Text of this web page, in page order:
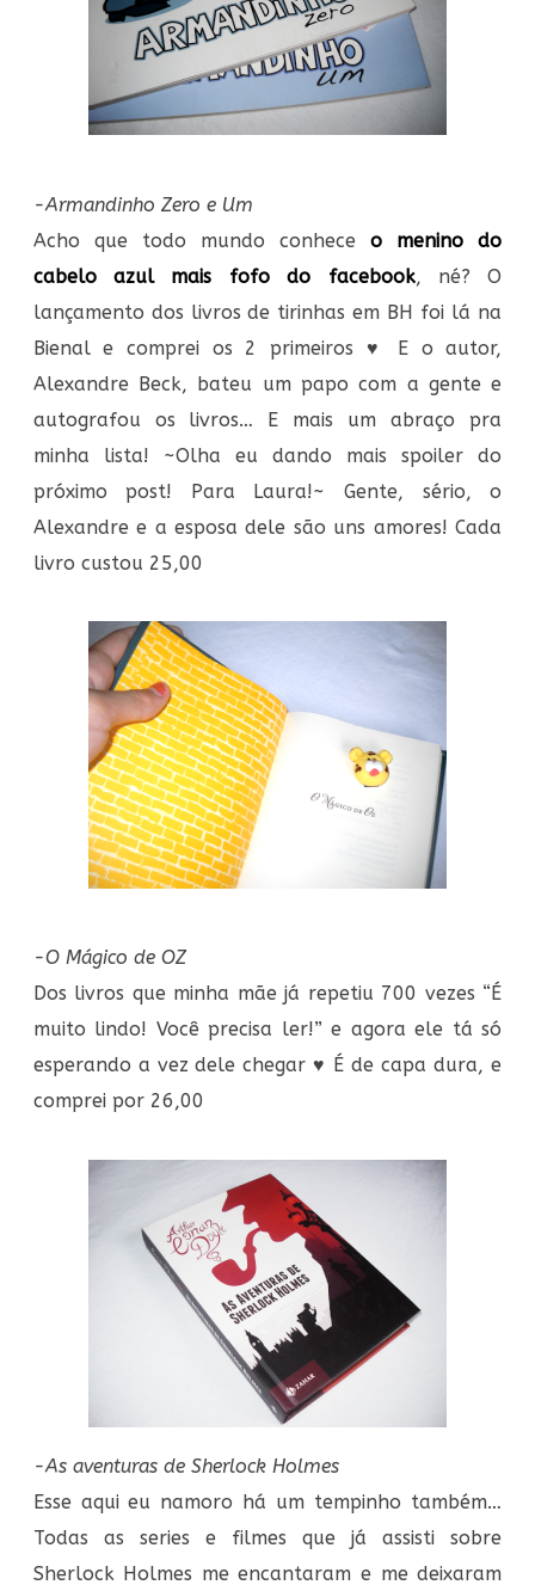
-Armandinho Zero e Um
Acho que todo mundo conheceo menino do
cabelo azul mais fofo do facebook, né? O
lançamento dos livros de tirinhas em BH foi lá na
Bienal e comprei os 2 primeiros ♥ E o autor,
Alexandre Beck, bateu um papo com a gente e
autografou os livros… E mais um abraço pra
minha lista! ~Olha eu dando mais spoiler do
próximo post! Para Laura!~ Gente, sério, o
Alexandre e a esposa dele são uns amores! Cada
livro custou 25,00
-O Mágico de OZ
Dos livros que minha mãe já repetiu 700 vezes “É
muito lindo! Você precisa ler!” e agora ele tá só
esperando a vez dele chegar ♥ É de capa dura, e
comprei por 26,00
-As aventuras de Sherlock Holmes
Esse aqui eu namoro há um tempinho também…
Todas as series e filmes que já assisti sobre
Sherlock Holmes me encantaram e me deixaram